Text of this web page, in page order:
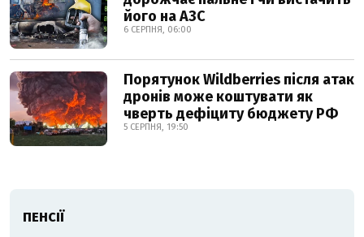
його на АЗС
6 СЕРПНЯ, 06:00
Порятунок Wildberries після атак
дронів може коштувати як
чверть дефіциту бюджету РФ
5 СЕРПНЯ, 19:50
ПЕНСІЇ